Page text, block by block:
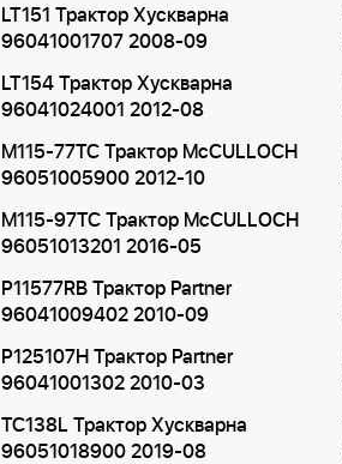
LT151 Трактор Хускварна
96041001707 2008-09
LT154 Трактор Хускварна
96041024001 2012-08
M115-77TC Трактор McCULLOCH
96051005900 2012-10
M115-97TC Трактор McCULLOCH
96051013201 2016-05
P11577RB Трактор Partner
96041009402 2010-09
P125107H Трактор Partner
96041001302 2010-03
TC138L Трактор Хускварна
96051018900 2019-08